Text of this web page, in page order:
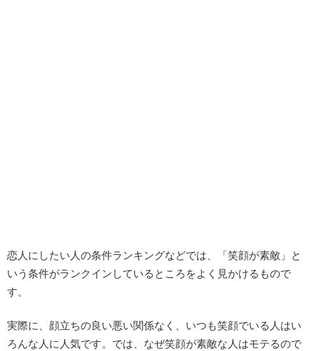
恋人にしたい人の条件ランキングなどでは、「笑顔が素敵」と
いう条件がランクインしているところをよく見かけるもので
す。
実際に、顔立ちの良い悪い関係なく、いつも笑顔でいる人はい
ろんな人に人気です。では、なぜ笑顔が素敵な人はモテるので